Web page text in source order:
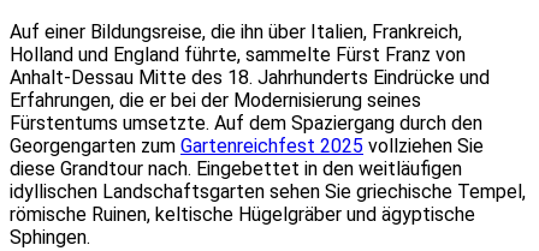
Auf einer Bildungsreise, die ihn über Italien, Frankreich,
Holland und England führte, sammelte Fürst Franz von
Anhalt-Dessau Mitte des 18. Jahrhunderts Eindrücke und
Erfahrungen, die er bei der Modernisierung seines
Fürstentums umsetzte. Auf dem Spaziergang durch den
Georgengarten zum Gartenreichfest 2025 vollziehen Sie
diese Grandtour nach. Eingebettet in den weitläufigen
idyllischen Landschaftsgarten sehen Sie griechische Tempel,
römische Ruinen, keltische Hügelgräber und ägyptische
Sphingen.